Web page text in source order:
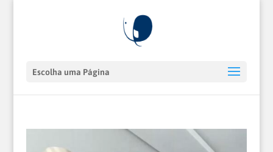
Escolha uma Página